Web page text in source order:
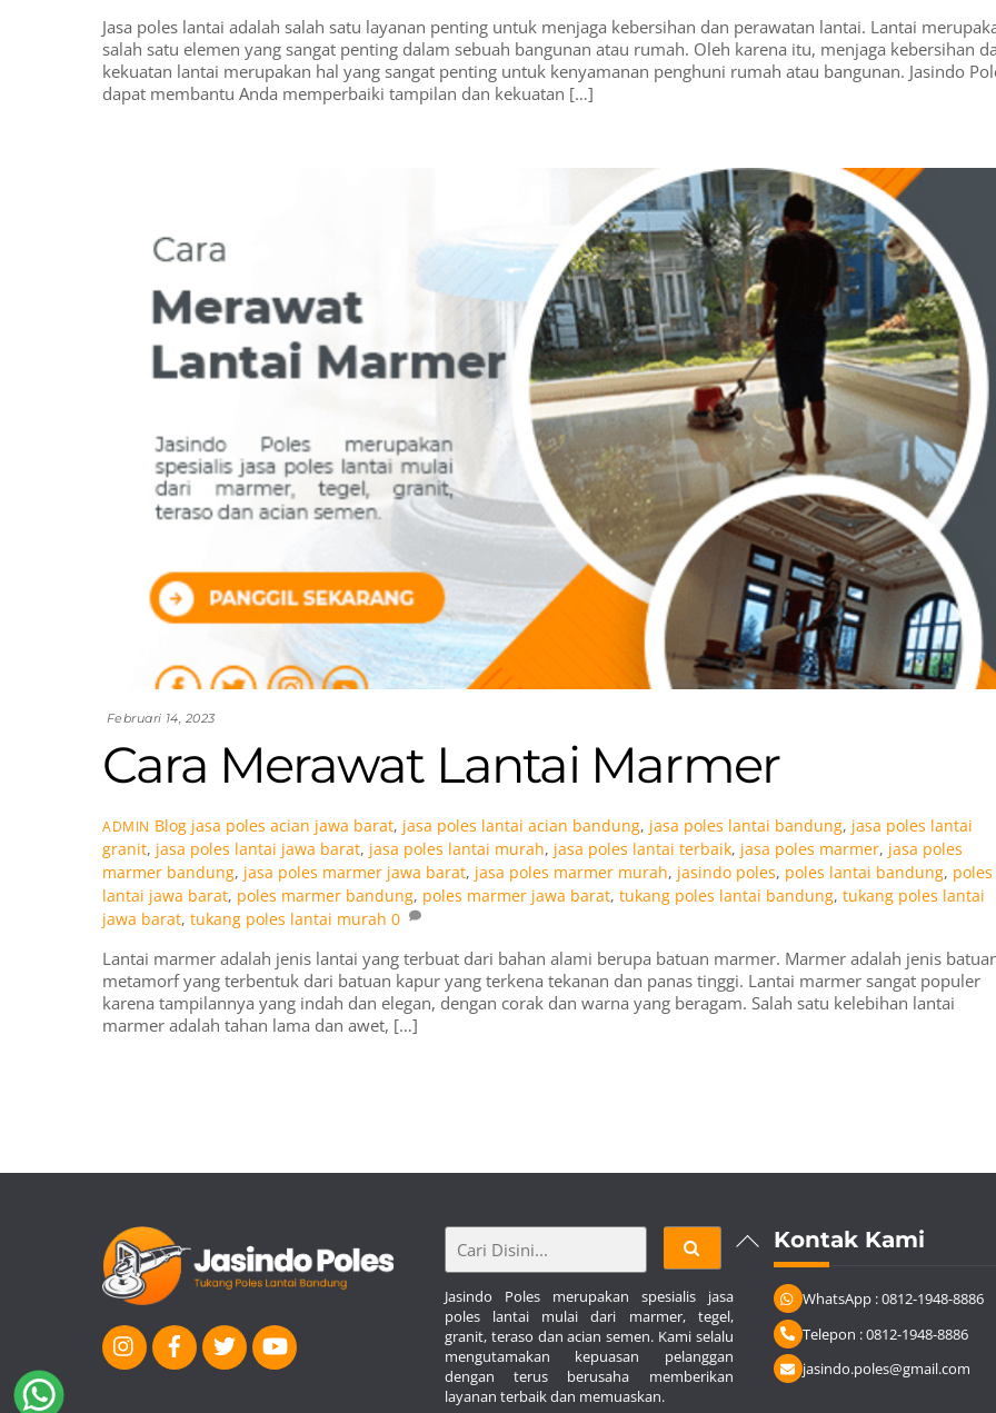
Jasa poles lantai adalah salah satu layanan penting untuk menjaga kebersihan dan perawatan lantai. Lantai
salah satu elemen yang sangat penting dalam sebuah bangunan atau rumah. Oleh karena itu, menjaga kebersihan
kekuatan lantai merupakan hal yang sangat penting untuk kenyamanan penghuni rumah atau bangunan. Jasindo
dapat membantu Anda memperbaiki tampilan dan kekuatan […]
Februari 14, 2023
Cara Merawat Lantai Marmer
ADMIN Blog jasa poles acian jawa barat, jasa poles lantai acian bandung, jasa poles lantai bandung, jasa poles lantai
granit, jasa poles lantai jawa barat, jasa poles lantai murah, jasa poles lantai terbaik, jasa poles marmer, jasa poles
marmer bandung, jasa poles marmer jawa barat, jasa poles marmer murah, jasindo poles, poles lantai bandung, poles
lantai jawa barat, poles marmer bandung, poles marmer jawa barat, tukang poles lantai bandung, tukang poles lantai
jawa barat, tukang poles lantai murah 0
Lantai marmer adalah jenis lantai yang terbuat dari bahan alami berupa batuan marmer. Marmer adalah jenis
metamorf yang terbentuk dari batuan kapur yang terkena tekanan dan panas tinggi. Lantai marmer sangat populer
karena tampilannya yang indah dan elegan, dengan corak dan warna yang beragam. Salah satu kelebihan lantai
marmer adalah tahan lama dan awet, […]
Back
Jasindo Poles merupakan spesialis jasa
poles lantai mulai dari marmer, tegel,
granit, teraso dan acian semen. Kami selalu
mengutamakan kepuasan pelanggan
dengan terus berusaha memberikan
layanan terbaik dan memuaskan.
Kontak Kami
WhatsApp : 0812-1948-8886
Telepon : 0812-1948-8886
jasindo.poles@gmail.com